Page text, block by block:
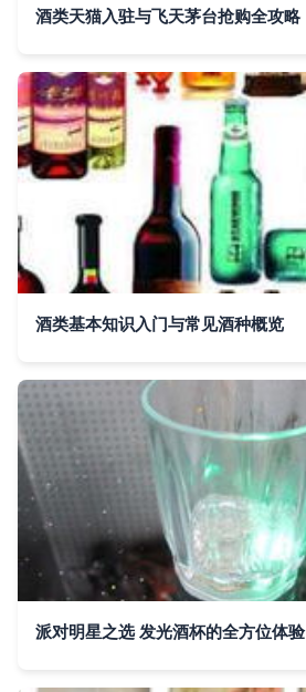
酒类天猫入驻与飞天茅台抢购全攻略
酒类基本知识入门与常见酒种概览
派对明星之选 发光酒杯的全方位体验